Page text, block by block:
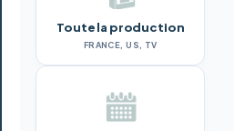
Toute la production
FRANCE, US, TV